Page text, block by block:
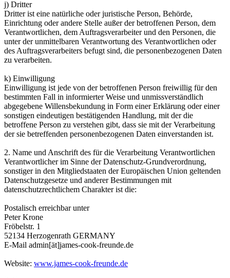
j) Dritter
Dritter ist eine natürliche oder juristische Person, Behörde,
Einrichtung oder andere Stelle außer der betroffenen Person, dem
Verantwortlichen, dem Auftragsverarbeiter und den Personen, die
unter der unmittelbaren Verantwortung des Verantwortlichen oder
des Auftragsverarbeiters befugt sind, die personenbezogenen Daten
zu verarbeiten.
k) Einwilligung
Einwilligung ist jede von der betroffenen Person freiwillig für den
bestimmten Fall in informierter Weise und unmissverständlich
abgegebene Willensbekundung in Form einer Erklärung oder einer
sonstigen eindeutigen bestätigenden Handlung, mit der die
betroffene Person zu verstehen gibt, dass sie mit der Verarbeitung
der sie betreffenden personenbezogenen Daten einverstanden ist.
2. Name und Anschrift des für die Verarbeitung Verantwortlichen
Verantwortlicher im Sinne der Datenschutz-Grundverordnung,
sonstiger in den Mitgliedstaaten der Europäischen Union geltenden
Datenschutzgesetze und anderer Bestimmungen mit
datenschutzrechtlichem Charakter ist die:
Postalisch erreichbar unter
Peter Krone
Fröbelstr. 1
52134 Herzogenrath GERMANY
E-Mail admin[ät]james-cook-freunde.de
Website: www.james-cook-freunde.de